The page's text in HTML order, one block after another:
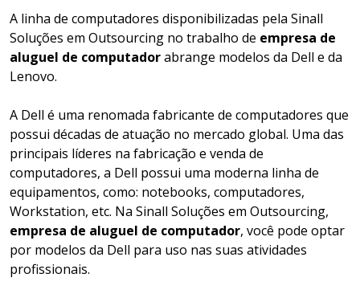
A linha de computadores disponibilizadas pela Sinall
Soluções em Outsourcing no trabalho de empresa de
aluguel de computadorabrange modelos da Dell e da
Lenovo.
A Dell é uma renomada fabricante de computadores que
possui décadas de atuação no mercado global. Uma das
principais líderes na fabricação e venda de
computadores, a Dell possui uma moderna linha de
equipamentos, como: notebooks, computadores,
Workstation, etc. Na Sinall Soluções em Outsourcing,
empresa de aluguel de computador, você pode optar
por modelos da Dell para uso nas suas atividades
profissionais.